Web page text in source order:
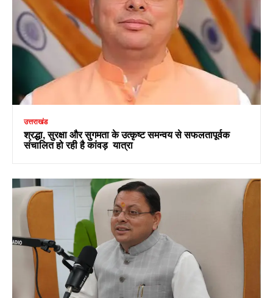
उत्तराखंड
श्रद्धा, सुरक्षा और सुगमता के उत्कृष्ट समन्वय से सफलतापूर्वक
संचालित हो रही है कांवड़ यात्रा